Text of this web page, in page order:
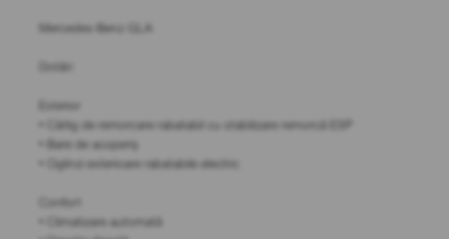
Mercedes-Benz GLA
Dotări:
Exterior
• Cârlig de remorcare rabatabil cu stabilizare remorcă ESP
• Bare de acoperiș
• Oglinzi exterioare rabatabile electric
Confort
• Climatizare automată